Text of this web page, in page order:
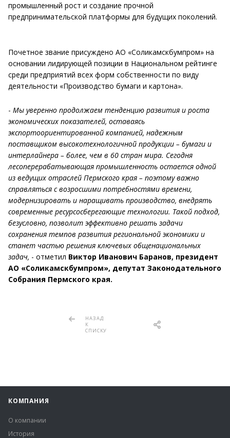
промышленный рост и создание прочной
предпринимательской платформы для будущих поколений.
Почетное звание присуждено АО «Соликамскбумпром» на
основании лидирующей позиции в Национальном рейтинге
среди предприятий всех форм собственности по виду
деятельности «Производство бумаги и картона».
- Мы уверенно продолжаем тенденцию развития и роста
экономических показателей, оставаясь
экспортоориентированной компанией, надежным
поставщиком высокотехнологичной продукции – бумаги и
интерлайнера – более, чем в 60 стран мира. Сегодня
лесоперерабатывающая промышленность остается одной
из ведущих отраслей Пермского края – поэтому важно
справляться с возросшими потребностями времени,
модернизировать и наращивать производство, внедрять
современные ресурсосберегающие технологии. Такой подход,
безусловно, позволит эффективно решать задачи
сохранения темпов развития региональной экономики и
станет частью решения ключевых общенациональных
задач, - отметил Виктор Иванович Баранов, президент
АО «Соликамскбумпром», депутат Законодательного
Собрания Пермского края.
НАЗАД
К
СПИСКУ
КОМПАНИЯ
О компании
История